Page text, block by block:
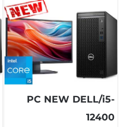
PC NEW DELL/i5-
12400